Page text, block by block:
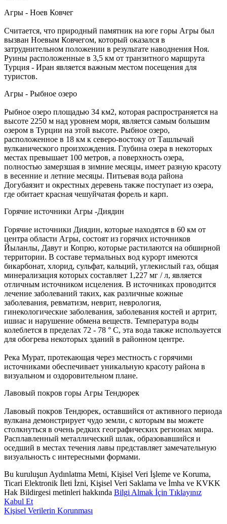
Агры - Ноев Ковчег
Считается, что природный памятник на юге горы Агры был
вызван Ноевым Ковчегом, который оказался в
затруднительном положении в результате наводнения Ноя.
Руины расположенные в 3,5 км от транзитного маршрута
Турция - Иран является важным местом посещения для
туристов.
Агры - Рыбное озеро
Рыбное озеро площадью 34 км2, которая распространяется на
высоте 2250 м над уровнем моря, является самым большим
озером в Турции на этой высоте. Рыбное озеро,
расположенное в 18 км к северо-востоку от Ташлычай
вулканического произхождения. Глубина озера в некоторых
местах превышает 100 метров, а поверхность озера,
полностью замерзшая в зимние месяцы, имеет разную красоту
в весенние и летние месяцы. Питьевая вода района
Догубаязит и окрестных деревень также поступает из озера,
где обитает красная чешуйчатая форель и карп.
Горячие источники Агры -Диядин
Горячие источники Диядин, которые находятся в 60 км от
центра области Агры, состоят из горячих источников
Йыланлы, Давут и Копрю, которые растилаются на обширной
территории. В составе термальных вод курорт имеются
бикарбонат, хлорид, сульфат, кальций, углекислый газ, общая
минерализация которых составляет 1,227 мг / л, является
отличным источником исцеления. В источниках проводится
лечение заболеваний таких, как различные кожные
заболевания, ревматизм, неврит, неврология,
гинекологические заболевания, заболевания костей и артрит,
ишиас и нарушение обмена веществ. Температура воды
колеблется в пределах 72 - 78 ° C, эта вода также используется
для обогрева некоторых зданий в районном центре.
Река Мурат, протекающая через местность с горячими
источниками обеспечивает уникальную красоту района в
визуальном и оздоровительном плане.
Лавовый покров горы Агры Тендюрек
Лавовый покров Тендюрек, оставшийся от активного периода
вулкана демонстрирует чудо земли, с которым вы можете
столкнуться в очень редких географических регионах мира.
Расплавленный металлический шлак, образовавшийся и
оседший в местах течения лавы представляет замечательную
визуальность с интересными формами.
Bu kuruluşun Aydınlatma Metni, Kişisel Veri İşleme ve Koruma,
Ticari Elektronik İleti İzni, Kişisel Veri Saklama ve İmha ve KVKK
Hak Bildirgesi metinleri hakkında Bilgi Almak İçin Tıklayınız
Kabul Et
Kişisel Verilerin Korunması